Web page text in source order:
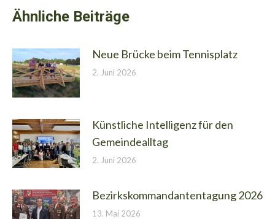
Ähnliche Beiträge
Neue Brücke beim Tennisplatz
2. Juni 2026
Künstliche Intelligenz für den
Gemeindealltag
2. Juni 2026
Bezirkskommandantentagung 2026
13. Mai 2026